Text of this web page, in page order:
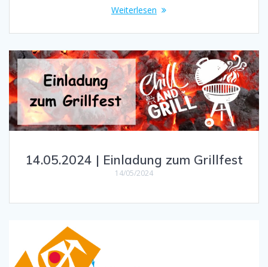
Weiterlesen
14.05.2024 | Einladung zum Grillfest
14/05/2024